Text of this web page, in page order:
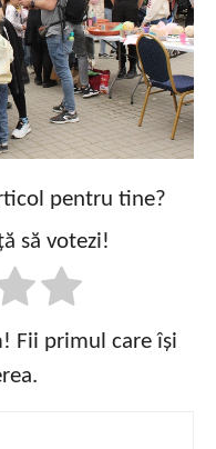
pentru tine?
să votezi!
Fii primul care își